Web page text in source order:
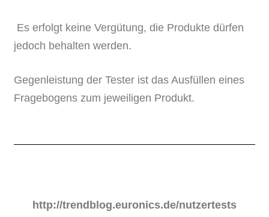
Es erfolgt keine Vergütung, die Produkte dürfen
jedoch behalten werden.
Gegenleistung der Tester ist das Ausfüllen eines
Fragebogens zum jeweiligen Produkt.
http://trendblog.euronics.de/nutzertests